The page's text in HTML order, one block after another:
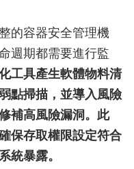
的容器安全管理機
週期都需要進行監
工具產生軟體物料清
點掃描，並導入風險
補高風險漏洞。此
保存取權限設定符合
統暴露。